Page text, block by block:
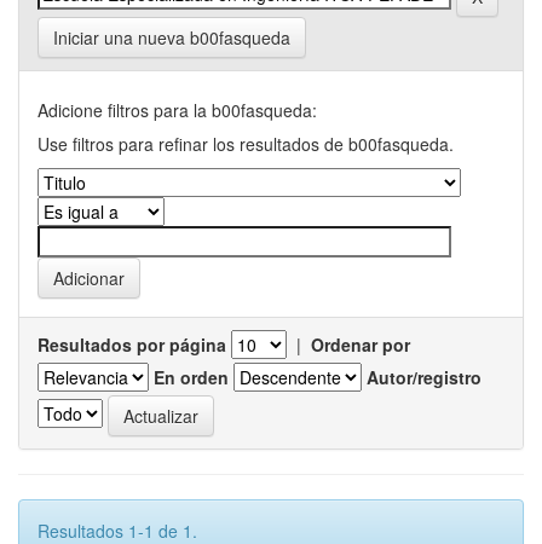
Iniciar una nueva b00fasqueda
Adicione filtros para la b00fasqueda:
Use filtros para refinar los resultados de b00fasqueda.
Resultados por página | Ordenar por
En orden
Autor/registro
Resultados 1-1 de 1.